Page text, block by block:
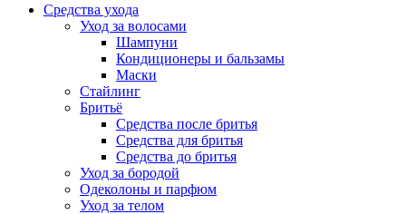
Средства ухода
Уход за волосами
Шампуни
Кондиционеры и бальзамы
Маски
Стайлинг
Бритьё
Средства после бритья
Средства для бритья
Средства до бритья
Уход за бородой
Одеколоны и парфюм
Уход за телом